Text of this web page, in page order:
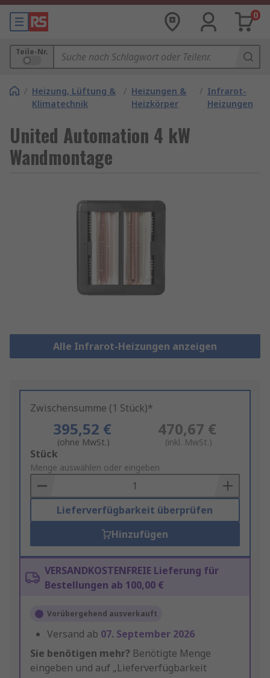
0
Teile-Nr.
/ Heizung, Lüftung &
Klimatechnik
/ Heizungen &
Heizkörper
/ Infrarot-
Heizungen
United Automation 4 kW
Wandmontage
Alle Infrarot-Heizungen anzeigen
Zwischensumme (1 Stück)*
395,52 €
(ohne MwSt.)
470,67 €
(inkl. MwSt.)
Add
to
Basket
Stück
Menge auswählen oder eingeben
Lieferverfügbarkeit überprüfen
Hinzufügen
VERSANDKOSTENFREIE Lieferung für
Bestellungen ab 100,00 €
Vorübergehend ausverkauft
Versand ab 07. September 2026
Sie benötigen mehr? Benötigte Menge
eingeben und auf „Lieferverfügbarkeit